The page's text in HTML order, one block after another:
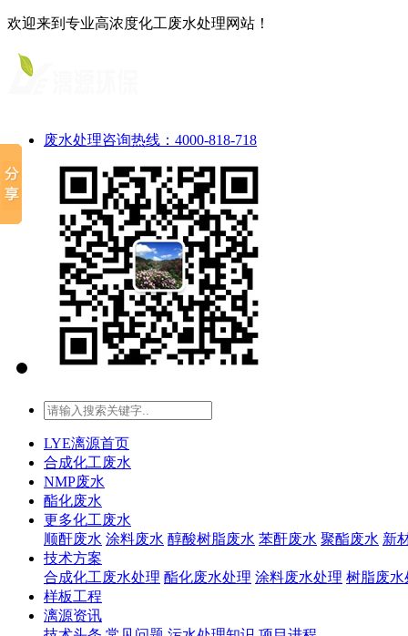
欢迎来到专业高浓度化工废水处理网站！
废水处理咨询热线：4000-818-718
LYE漓源首页
合成化工废水
NMP废水
酯化废水
更多化工废水
顺酐废水 涂料废水 醇酸树脂废水 苯酐废水 聚酯废水 新
技术方案
合成化工废水处理 酯化废水处理 涂料废水处理 树脂废水
样板工程
漓源资讯